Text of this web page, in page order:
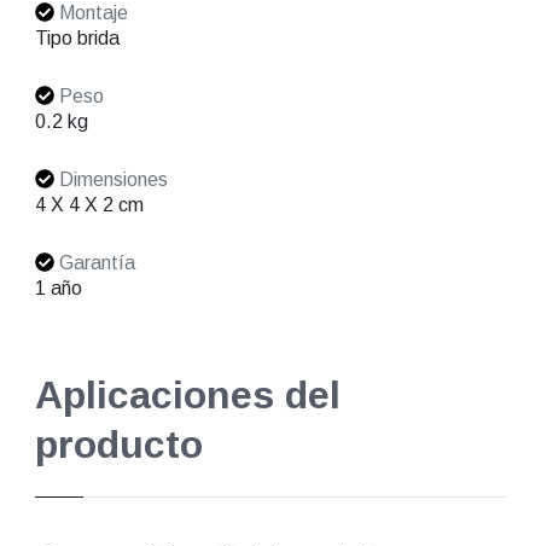
Montaje
Tipo brida
Peso
0.2 kg
Dimensiones
4 X 4 X 2 cm
Garantía
1 año
Aplicaciones del
producto